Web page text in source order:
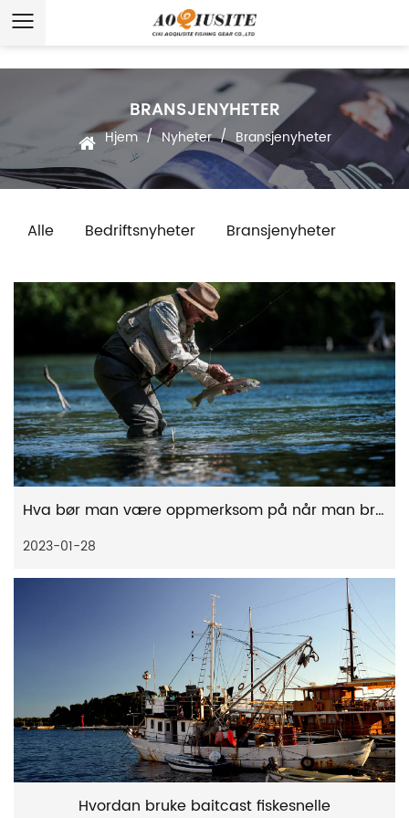
BRANSJENYHETER
Hjem / Nyheter / Bransjenyheter
Alle Bedriftsnyheter Bransjenyheter
Hva bør man være oppmerksom på når man bruker baitcast fiskesnelle
2023-01-28
Hvordan bruke baitcast fiskesnelle